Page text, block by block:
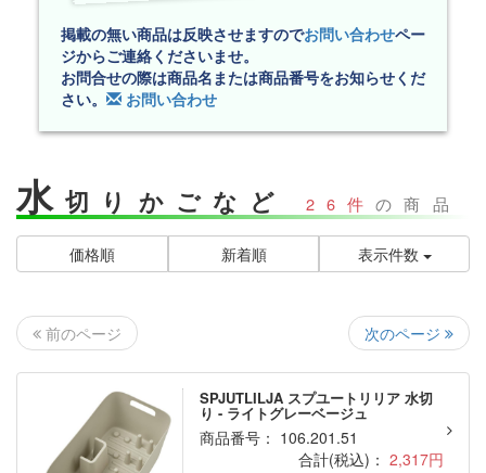
掲載の無い商品は反映させますのでお問い合わせペー
ジからご連絡くださいませ。
お問合せの際は商品名または商品番号をお知らせくだ
さい。
お問い合わせ
水切りかごなど 26件の商品
価格順 新着順 表示件数
前のページ 次のページ
SPJUTLILJA スプユートリリア 水切
り - ライトグレーベージュ
商品番号： 106.201.51
合計(税込)： 2,317円